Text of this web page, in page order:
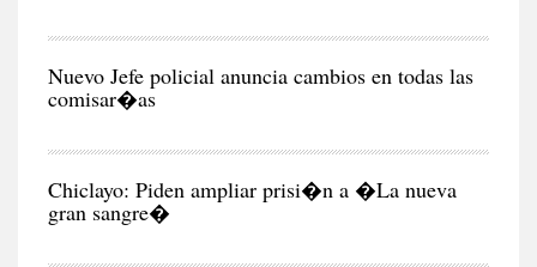
Nuevo Jefe policial anuncia cambios en todas las
comisar�as
Chiclayo: Piden ampliar prisi�n a �La nueva
gran sangre�